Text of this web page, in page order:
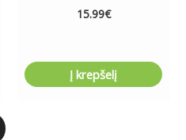
15.99€
Į krepšelį